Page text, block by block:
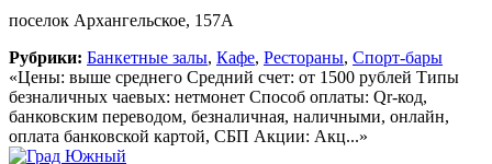
поселок Архангельское, 157А
Рубрики: Банкетные залы, Кафе, Рестораны, Спорт-бары
«Цены: выше среднего Средний счет: от 1500 рублей Типы
безналичных чаевых: нетмонет Способ оплаты: Qr-код,
банковским переводом, безналичная, наличными, онлайн,
оплата банковской картой, СБП Акции: Акц...»